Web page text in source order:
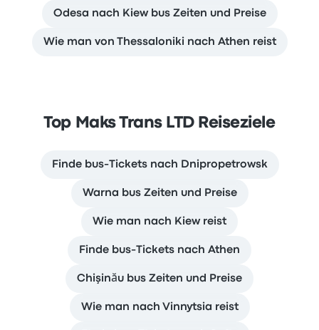
Odesa nach Kiew bus Zeiten und Preise
Wie man von Thessaloniki nach Athen reist
Top Maks Trans LTD Reiseziele
Finde bus-Tickets nach Dnipropetrowsk
Warna bus Zeiten und Preise
Wie man nach Kiew reist
Finde bus-Tickets nach Athen
Chişinău bus Zeiten und Preise
Wie man nach Vinnytsia reist